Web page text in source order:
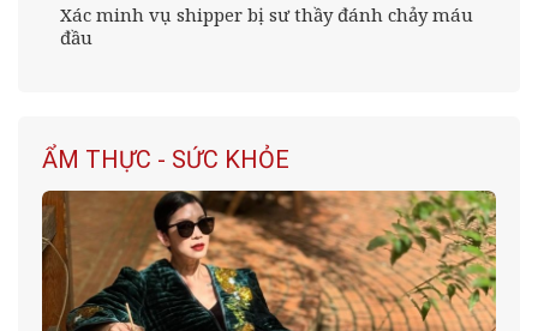
Xác minh vụ shipper bị sư thầy đánh chảy máu
đầu
ẨM THỰC - SỨC KHỎE